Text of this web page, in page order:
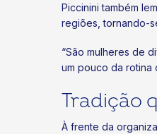
Piccinini também
regiões, tornando-
“São mulheres de
um pouco da rotina
Tradição
À frente da